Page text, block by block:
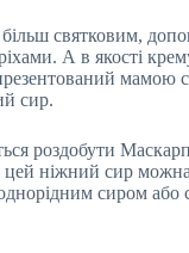
святковим,
А в якості
мамою
сир.
роздобути
цей ніжний сир
сиром або